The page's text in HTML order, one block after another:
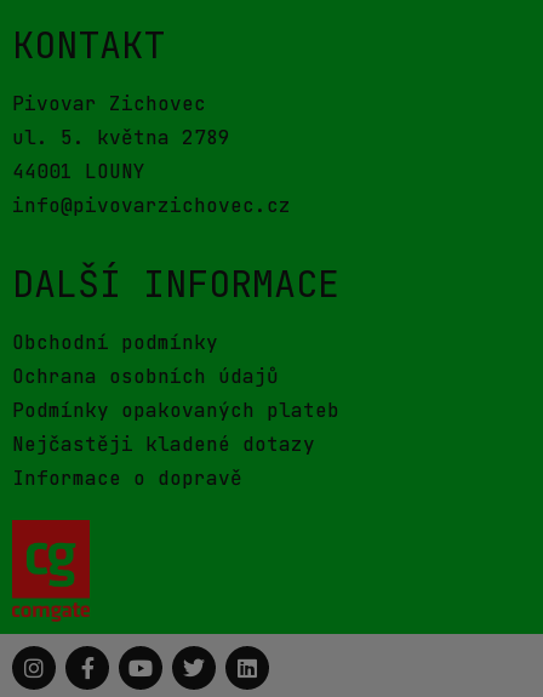
KONTAKT
Pivovar Zichovec
ul. 5. května 2789
44001 LOUNY
info@pivovarzichovec.cz
DALŠÍ INFORMACE
Obchodní podmínky
Ochrana osobních údajů
Podmínky opakovaných plateb
Nejčastěji kladené dotazy
Informace o dopravě